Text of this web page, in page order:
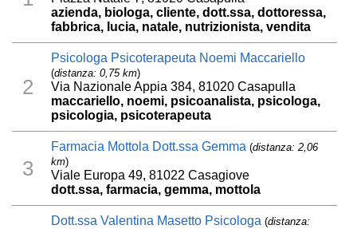
azienda, biologa, cliente, dott.ssa, dottoressa,
fabbrica, lucia, natale, nutrizionista, vendita
2
Psicologa Psicoterapeuta Noemi Maccariello
(distanza: 0,75 km)
Via Nazionale Appia 384, 81020 Casapulla
maccariello, noemi, psicoanalista, psicologa,
psicologia, psicoterapeuta
3
Farmacia Mottola Dott.ssa Gemma (distanza: 2,06
km)
Viale Europa 49, 81022 Casagiove
dott.ssa, farmacia, gemma, mottola
Dott.ssa Valentina Masetto Psicologa (distanza: